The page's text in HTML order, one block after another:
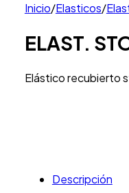
Inicio/Elasticos/
ELAST.
Elástico recubierto
Descripción